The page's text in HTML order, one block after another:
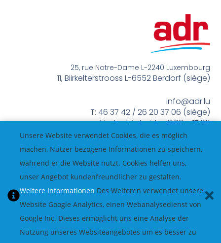
25, rue Notre-Dame L-2240 Luxembourg
11, Biirkelterstrooss L-6552 Berdorf (siège)
info@adr.lu
T: 46 37 42 / 26 20 37 06 (siège)
méindes bis freides 8:00 – 17:00
Unsere Website verwendet Cookies, die es möglich
machen, Nutzer bezogene Informationen zu speichern,
während er die Website nutzt. Cookies helfen uns,
unser Angebot kundenfreundlicher zu gestalten.
Weitere Informationen Des Weiteren verwendet unsere
Website Google Analytics, einen Webanalysedienst von
Google Inc. Dieses ermöglicht uns eine Analyse der
Nutzung unseres Websiteangebotes um es besser zu